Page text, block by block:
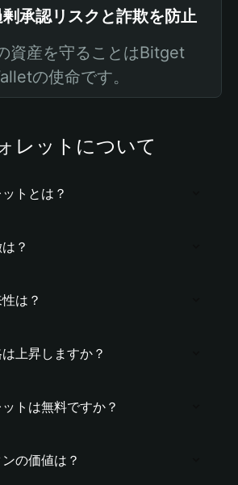
承認リスクと詐欺を防止
資産を守ることはBitget
の使命です。
レットについて
トとは？
？
は？
上昇しますか？
トは無料ですか？
の価値は？